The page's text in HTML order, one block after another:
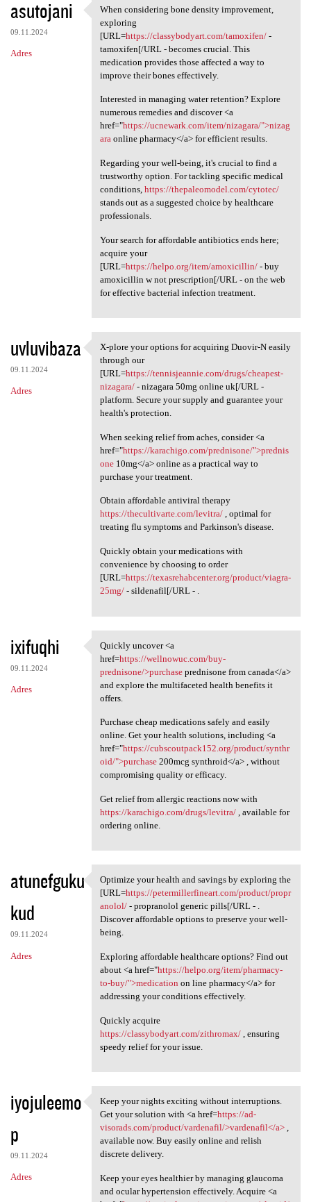
asutojani
09.11.2024
Adres
When considering bone density
When considering bone density improvement,
exploring
[URL=https://classybodyart.com/tamoxifen/-
tamoxifen[/URL - becomes crucial. This
medication provides those affected a way to
improve their bones effectively.
Interested in managing water retention? Explore
numerous remedies and discover <a
href="https://ucnewark.com/item/nizagara/">nizag
araonline pharmacy</a> for efficient results.
Regarding your well-being, it's crucial to find a
trustworthy option. For tackling specific medical
conditions, https://thepaleomodel.com/cytotec/
stands out as a suggested choice by healthcare
professionals.
Your search for affordable antibiotics ends here;
acquire your
[URL=https://helpo.org/item/amoxicillin/- buy
amoxicillin w not prescription[/URL - on the web
for effective bacterial infection treatment.
uvluvibaza
09.11.2024
Adres
X-plore your options for
X-plore your options for acquiring Duovir-N easily
through our
[URL=https://tennisjeannie.com/drugs/cheapest-
nizagara/- nizagara 50mg online uk[/URL -
platform. Secure your supply and guarantee your
health's protection.
When seeking relief from aches, consider <a
href="https://karachigo.com/prednisone/">prednis
one10mg</a> online as a practical way to
purchase your treatment.
Obtain affordable antiviral therapy
https://thecultivarte.com/levitra/, optimal for
treating flu symptoms and Parkinson's disease.
Quickly obtain your medications with
convenience by choosing to order
[URL=https://texasrehabcenter.org/product/viagra-
25mg/- sildenafil[/URL - .
ixifuqhi
09.11.2024
Adres
Quickly uncover <a href=https
Quickly uncover <a
href=https://wellnowuc.com/buy-
prednisone/>purchaseprednisone from canada</a>
and explore the multifaceted health benefits it
offers.
Purchase cheap medications safely and easily
online. Get your health solutions, including <a
href="https://cubscoutpack152.org/product/synthr
oid/">purchase200mcg synthroid</a> , without
compromising quality or efficacy.
Get relief from allergic reactions now with
https://karachigo.com/drugs/levitra/, available for
ordering online.
atunefguku
kud
09.11.2024
Adres
Optimize your health and
Optimize your health and savings by exploring the
[URL=https://petermillerfineart.com/product/propr
anolol/- propranolol generic pills[/URL - .
Discover affordable options to preserve your well-
being.
Exploring affordable healthcare options? Find out
about <a href="https://helpo.org/item/pharmacy-
to-buy/">medication on line pharmacy</a> for
addressing your conditions effectively.
Quickly acquire
https://classybodyart.com/zithromax/, ensuring
speedy relief for your issue.
iyojuleemo
p
09.11.2024
Adres
Keep your nights exciting
Keep your nights exciting without interruptions.
Get your solution with <a href=https://ad-
visorads.com/product/vardenafil/>vardenafil</a>,
available now. Buy easily online and relish
discrete delivery.
Keep your eyes healthier by managing glaucoma
and ocular hypertension effectively. Acquire <a